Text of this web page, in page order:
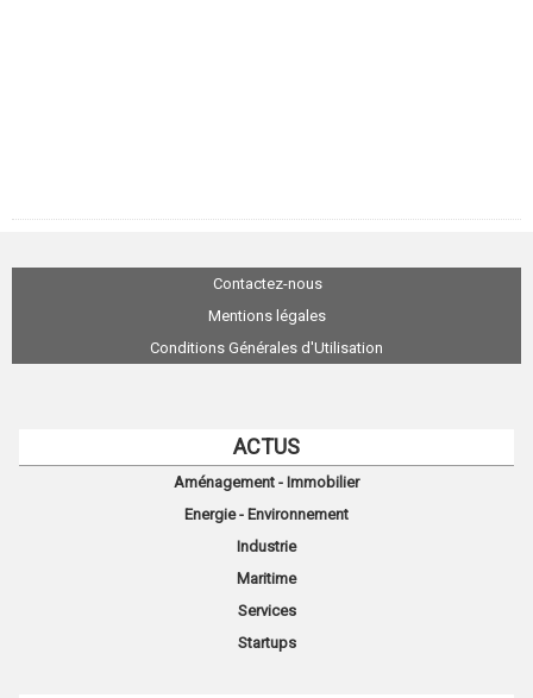
Contactez-nous
Mentions légales
Conditions Générales d'Utilisation
ACTUS
Aménagement - Immobilier
Energie - Environnement
Industrie
Maritime
Services
Startups